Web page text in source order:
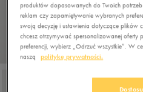
produktów dopasowanych do Twoich
reklam czy zapamiętywanie wybranych
swoją decyzję i ustawienia dotyczące plików
chcesz otrzymywać spersonalizowanej
preferencji, wybierz „Odrzuć wszystkie”. W
naszą
politykę prywatności.